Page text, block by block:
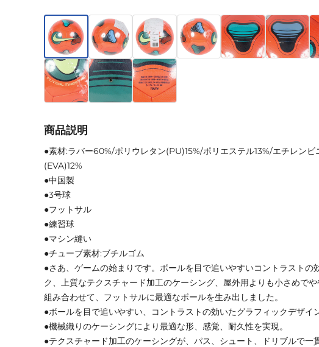
商品説明
●素材:ラバー60%/ポリウレタン(PU)15%/ポリエステル13%/エチレンビ
(EVA)12%
●中国製
●3号球
●フットサル
●練習球
●マシン縫い
●チューブ素材:ブチルゴム
●さあ、ゲームの始まりです。ボールを目で追いやすいコントラストの
ク、上質なテクスチャード加工のケーシング、屋外用よりも小さめで
組み合わせて、フットサルに最適なボールを生み出しました。
●ボールを目で追いやすい、コントラストの効いたグラフィックデザイン
●機械織りのケーシングにより最適な形、感覚、耐久性を実現。
●テクスチャード加工のケーシングが、パス、シュート、ドリブルで一